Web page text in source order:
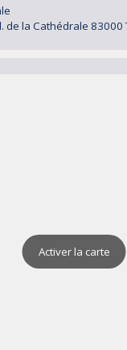
de la Cathédrale 83000
Activer la carte